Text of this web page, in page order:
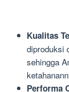
Kualitas
diproduksi
sehingga
Performa